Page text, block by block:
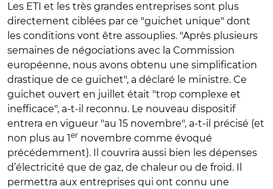
Les ETI et les très grandes entreprises sont plus
directement ciblées par ce "guichet unique" dont
les conditions vont être assouplies. "Après plusieurs
semaines de négociations avec la Commission
européenne, nous avons obtenu une simplification
drastique de ce guichet", a déclaré le ministre. Ce
guichet ouvert en juillet était "trop complexe et
inefficace", a-t-il reconnu. Le nouveau dispositif
entrera en vigueur "au 15 novembre", a-t-il précisé (et
non plus au 1 er novembre comme évoqué
précédemment). Il couvrira aussi bien les dépenses
d’électricité que de gaz, de chaleur ou de froid. Il
permettra aux entreprises qui ont connu une